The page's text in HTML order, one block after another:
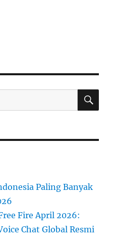
Paling Banyak
Fire April 2026:
Chat Global Resmi